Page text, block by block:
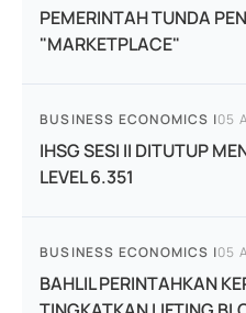
PEMERINTAH TUNDA
"MARKETPLACE"
BUSINESS ECONOMICS |05
IHSG SESI II DITUTUP
LEVEL 6.351
BUSINESS ECONOMICS |05
BAHLIL PERINTAHKAN